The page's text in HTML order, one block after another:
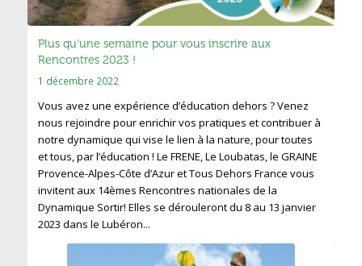
Plus qu’une semaine pour vous inscrire aux
Rencontres 2023 !
1 décembre 2022
Vous avez une expérience d’éducation dehors ? Venez
nous rejoindre pour enrichir vos pratiques et contribuer à
notre dynamique qui vise le lien à la nature, pour toutes
et tous, par l’éducation ! Le FRENE, Le Loubatas, le GRAINE
Provence-Alpes-Côte d’Azur et Tous Dehors France vous
invitent aux 14èmes Rencontres nationales de la
Dynamique Sortir! Elles se dérouleront du 8 au 13 janvier
2023 dans le Lubéron...